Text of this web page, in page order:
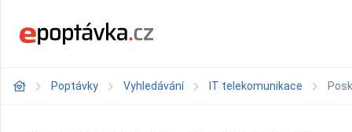
Poptávky Vyhledávání IT telekomunikace